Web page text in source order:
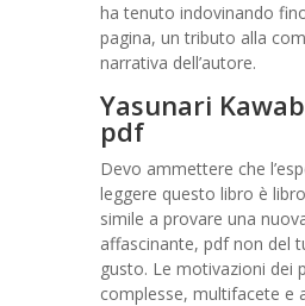
ha tenuto indovinando
pagina, un tributo alla
narrativa dell’autore.
Yasunari
pdf
Devo ammettere che
leggere questo libro è
simile a provare una
affascinante, pdf non del
gusto. Le motivazioni dei
complesse, multifacete e